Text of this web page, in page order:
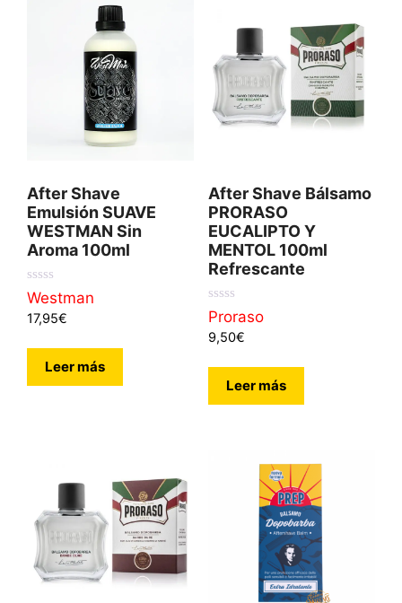
After Shave
Emulsión SUAVE
WESTMAN Sin
Aroma 100ml
0
d
e
Westman
17,95€
Leer más
After Shave Bálsamo
PRORASO
EUCALIPTO Y
MENTOL 100ml
Refrescante
0
d
e
Proraso
9,50€
Leer más